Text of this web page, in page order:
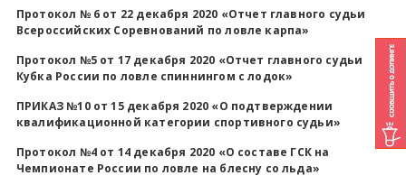
Протокол № 6 от 22 декабря 2020 «Отчет главного судьи
Всероссийских Соревнований по ловле карпа»
Протокол №5 от 17 декабря 2020 «Отчет главного судьи
Кубка России по ловле спиннингом с лодок»
ПРИКАЗ №10 от 15 декабря 2020 «О подтверждении
квалификационной категории спортивного судьи»
Протокол №4 от 14 декабря 2020 «О составе ГСК на
Чемпионате России по ловле на блесну со льда»